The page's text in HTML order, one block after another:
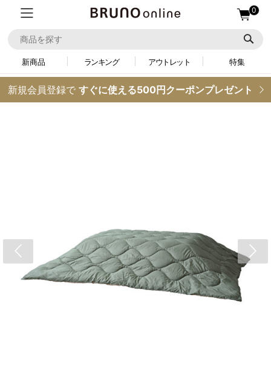
0
新商品 ランキング アウトレット 特集
新規会員登録で すぐに使える500円クーポンプレゼント